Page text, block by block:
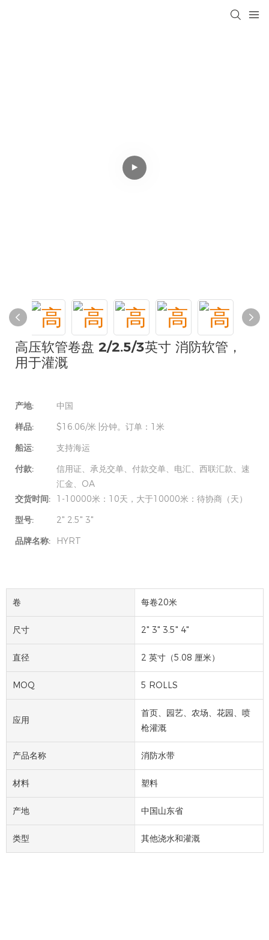
高压软管卷盘 2/2.5/3英寸 消防软管，
用于灌溉
产地:
中国
样品:
$16.06/米 |分钟。订单：1米
船运:
支持海运
付款:
信用证、承兑交单、付款交单、电汇、西联汇款、速
汇金、OA
交货时间:
1-10000米：10天，大于10000米：待协商（天）
型号:
2" 2.5" 3"
品牌名称:
HYRT
卷 每卷20米
尺寸 2" 3" 3.5" 4"
直径 2 英寸（5.08 厘米）
MOQ 5 ROLLS
应用
首页、园艺、农场、花园、喷
枪灌溉
产品名称 消防水带
材料 塑料
产地 中国山东省
类型 其他浇水和灌溉